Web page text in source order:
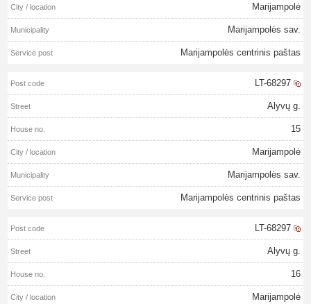
Marijampolė
Marijampolės sav.
Marijampolės centrinis paštas
LT-68297
Alyvų g.
15
Marijampolė
Marijampolės sav.
Marijampolės centrinis paštas
LT-68297
Alyvų g.
16
Marijampolė